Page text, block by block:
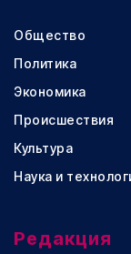
Общество
Политика
Экономика
Происшествия
Культура
Наука и
Редакция